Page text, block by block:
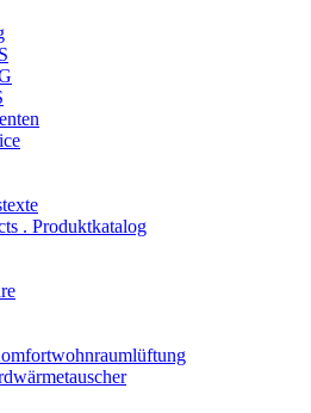
. Produktkatalog